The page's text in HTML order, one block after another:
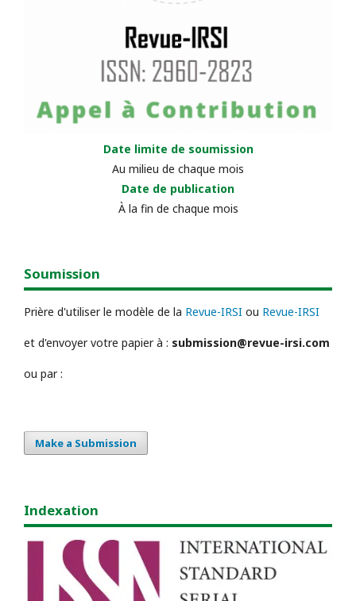
Date limite de soumission
Au milieu de chaque mois
Date de publication
À la fin de chaque mois
Soumission
Prière d'utiliser le modèle de la Revue-IRSI ou Revue-IRSI
et d'envoyer votre papier à : submission@revue-irsi.com
ou par :
Make a Submission
Indexation